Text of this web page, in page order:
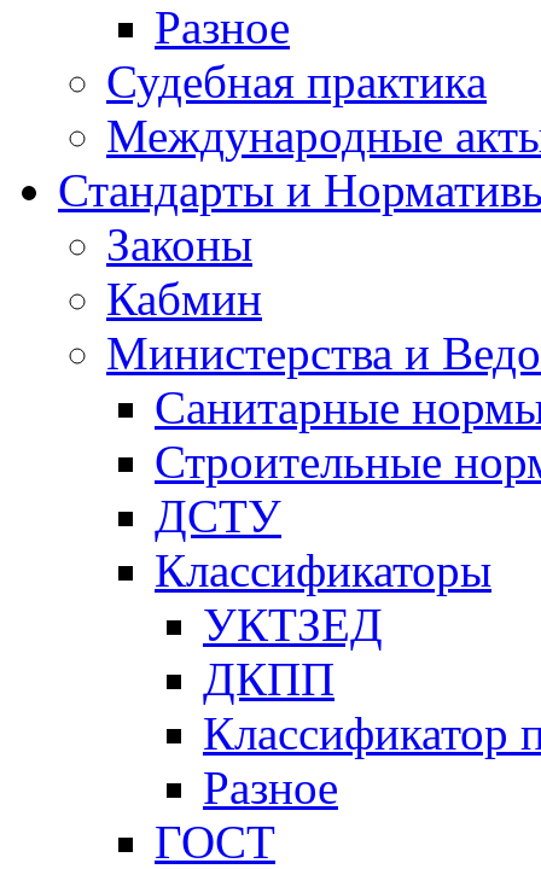
Разное
Судебная практика
Международные
Стандарты и
Законы
Кабмин
Министерства и
Санитарные
Строительные
ДСТУ
Классификаторы
УКТЗЕД
ДКПП
Классификатор
Разное
ГОСТ